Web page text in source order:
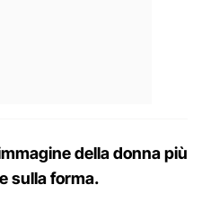
della donna più
sulla forma.